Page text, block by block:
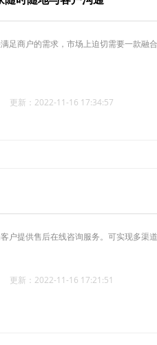
足商户的需求，市场上迫切需要一款融
更新：2022-11-16 17:34:57
户提供售后在线咨询服务。可实现多渠
更新：2022-11-16 17:21:51